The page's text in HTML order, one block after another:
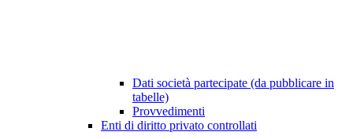
Dati società partecipate (da pubblicare in
tabelle)
Provvedimenti
Enti di diritto privato controllati